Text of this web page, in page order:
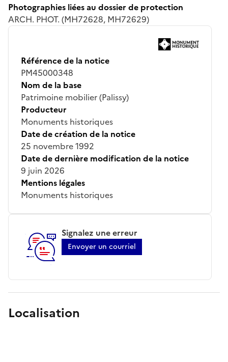
Photographies liées au dossier de protection
ARCH. PHOT. (MH72628, MH72629)
Référence de la notice
PM45000348
Nom de la base
Patrimoine mobilier (Palissy)
Producteur
Monuments historiques
Date de création de la notice
25 novembre 1992
Date de dernière modification de la notice
9 juin 2026
Mentions légales
Monuments historiques
Signalez une erreur
Envoyer un courriel
Localisation